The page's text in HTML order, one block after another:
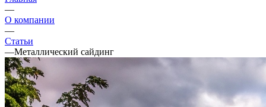
—
О компании
—
Статьи
—Металлический сайдинг